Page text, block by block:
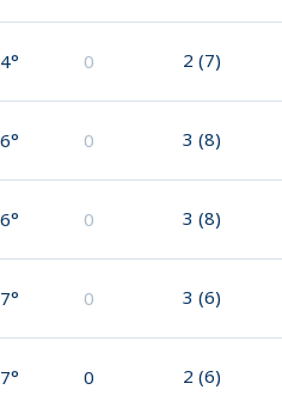
0 2 (7)
0 3 (8)
0 3 (8)
0 3 (6)
0 2 (6)